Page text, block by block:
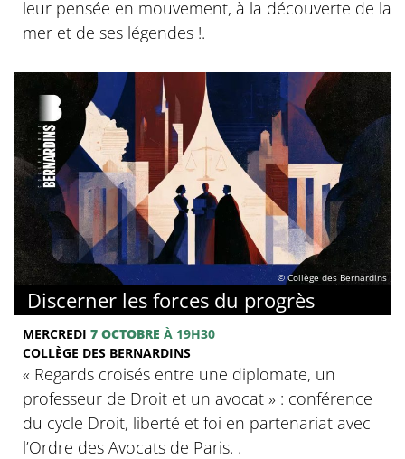
leur pensée en mouvement, à la découverte de la
mer et de ses légendes !.
© Collège des Bernardins
Discerner les forces du progrès
MERCREDI 7 OCTOBRE À 19H30
COLLÈGE DES BERNARDINS
‍« Regards croisés entre une diplomate, un
professeur de Droit et un avocat » : conférence
du cycle Droit, liberté et foi en partenariat avec
l’Ordre des Avocats de Paris. .